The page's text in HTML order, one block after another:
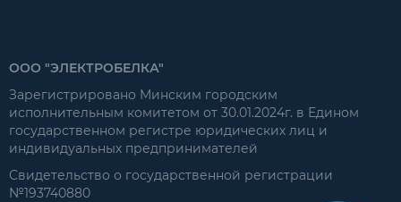
ООО "ЭЛЕКТРОБЕЛКА"
Зарегистрировано Минским городским
исполнительным комитетом от 30.01.2024г. в Едином
государственном регистре юридических лиц и
индивидуальных предпринимателей
Свидетельство о государственной регистрации
№193740880